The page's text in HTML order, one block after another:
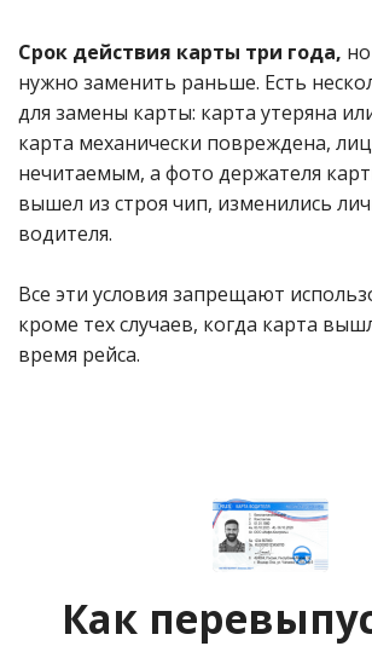
Срок действия карты три года,
нужно заменить раньше. Есть
для замены карты: карта утеряна
карта механически повреждена,
нечитаемым, а фото держателя
вышел из строя чип, изменились
водителя.
Все эти условия запрещают
кроме тех случаев, когда карта
время рейса.
Как